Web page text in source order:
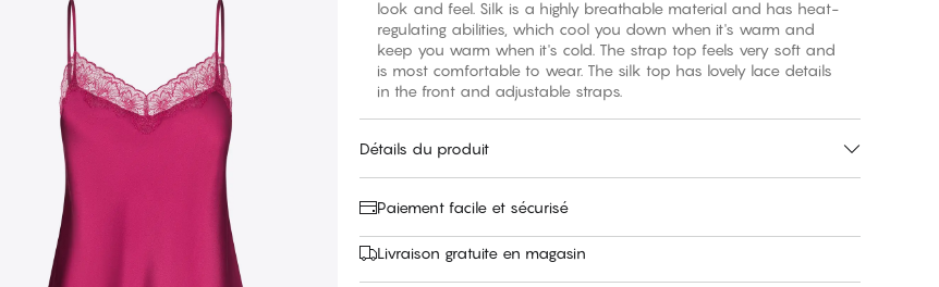
look and feel. Silk is a highly breathable material and has heat-
regulating abilities, which cool you down when it's warm and
keep you warm when it's cold. The strap top feels very soft and
is most comfortable to wear. The silk top has lovely lace details
in the front and adjustable straps.
Détails du produit
Paiement facile et sécurisé
Livraison gratuite en magasin